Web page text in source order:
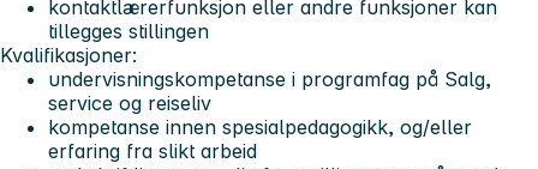
kontaktlærerfunksjon eller andre funksjoner kan
tillegges stillingen
Kvalifikasjoner:
undervisningskompetanse i programfag på Salg,
service og reiseliv
kompetanse innen spesialpedagogikk, og/eller
erfaring fra slikt arbeid